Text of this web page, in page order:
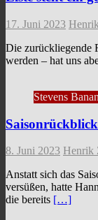
17. Juni 2023
Die zurückliegende
werden – hat uns
Stevens
Saisonrückblick
8. Juni 2023 Henrik
Anstatt sich das
versüßen, hatte
die bereits […]